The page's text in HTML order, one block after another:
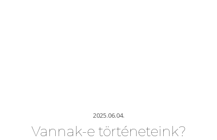
2025.06.04.
Vannak-e történeteink?